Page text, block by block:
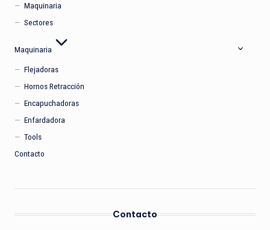
Maquinaria
Sectores
Maquinaria
Flejadoras
Hornos Retracción
Encapuchadoras
Enfardadora
Tools
Contacto
Contacto